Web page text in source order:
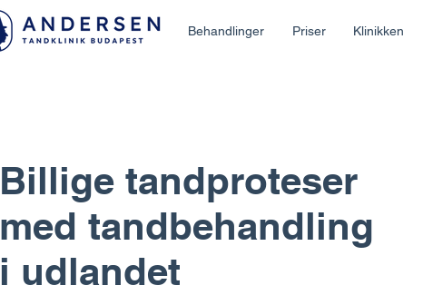
Behandlinger Priser Klinikken
Billige tandproteser
med tandbehandling
i udlandet